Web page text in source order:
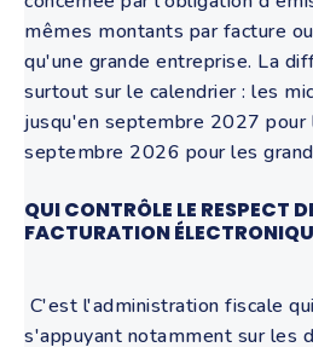
mêmes montants par facture
qu'une grande entreprise. La
surtout sur le calendrier : les
jusqu'en septembre 2027 pour
septembre 2026 pour les
QUI CONTRÔLE LE RESPECT
FACTURATION
C'est l'administration fiscale
s'appuyant notamment sur les